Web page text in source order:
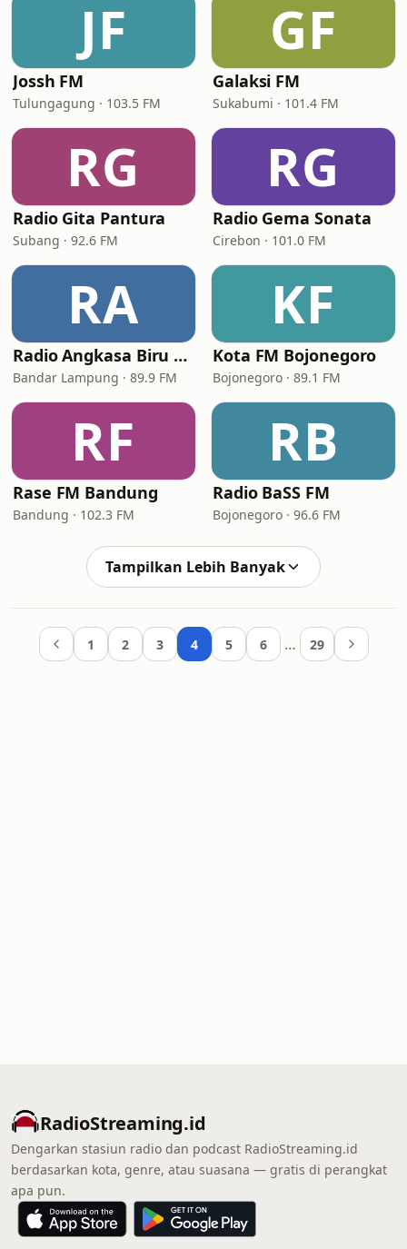
JF
Jossh FM
Tulungagung · 103.5 FM
GF
Galaksi FM
Sukabumi · 101.4 FM
RG
Radio Gita Pantura
Subang · 92.6 FM
RG
Radio Gema Sonata
Cirebon · 101.0 FM
RA
Radio Angkasa Biru 89.9 Fm - BSK Radio Network
Bandar Lampung · 89.9 FM
KF
Kota FM Bojonegoro
Bojonegoro · 89.1 FM
RF
Rase FM Bandung
Bandung · 102.3 FM
RB
Radio BaSS FM
Bojonegoro · 96.6 FM
Tampilkan Lebih Banyak
1 2 3 4 5 6 … 29
RadioStreaming.id
Dengarkan stasiun radio dan podcast RadioStreaming.id
berdasarkan kota, genre, atau suasana — gratis di perangkat
apa pun.